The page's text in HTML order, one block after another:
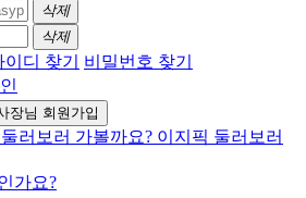
삭제
삭제
이디 찾기 비밀번호 찾기
장님 회원가입
가요?